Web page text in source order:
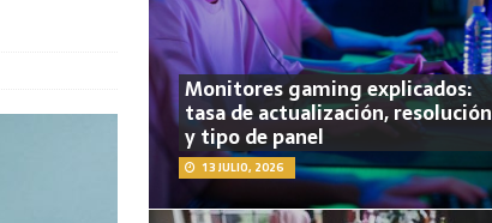
Monitores gaming explicados:
tasa de actualización, resolución
y tipo de panel
13 JULIO, 2026